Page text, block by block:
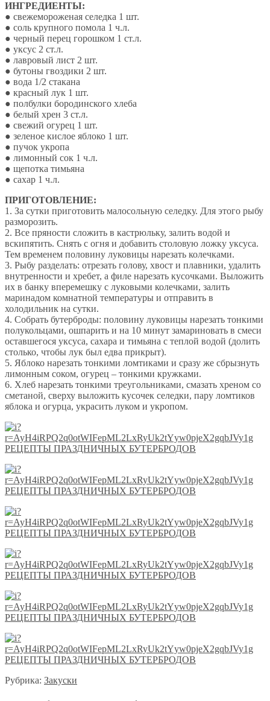
ИНГРЕДИЕНТЫ:
● свежемороженая селедка 1 шт.
● соль крупного помола 1 ч.л.
● черный перец горошком 1 ст.л.
● уксус 2 ст.л.
● лавровый лист 2 шт.
● бутоны гвоздики 2 шт.
● вода 1/2 стакана
● красный лук 1 шт.
● полбулки бородинского хлеба
● белый хрен 3 ст.л.
● свежий огурец 1 шт.
● зеленое кислое яблоко 1 шт.
● пучок укропа
● лимонный сок 1 ч.л.
● щепотка тимьяна
● сахар 1 ч.л.
ПРИГОТОВЛЕНИЕ:
1. За сутки приготовить малосольную селедку. Для этого рыбу
разморозить.
2. Все пряности сложить в кастрюльку, залить водой и
вскипятить. Снять с огня и добавить столовую ложку уксуса.
Тем временем половину луковицы нарезать колечками.
3. Рыбу разделать: отрезать голову, хвост и плавники, удалить
внутренности и хребет, а филе нарезать кусочками. Выложить
их в банку вперемешку с луковыми колечками, залить
маринадом комнатной температуры и отправить в
холодильник на сутки.
4. Собрать бутерброды: половину луковицы нарезать тонкими
полукольцами, ошпарить и на 10 минут замариновать в смеси
оставшегося уксуса, сахара и тимьяна с теплой водой (долить
столько, чтобы лук был едва прикрыт).
5. Яблоко нарезать тонкими ломтиками и сразу же сбрызнуть
лимонным соком, огурец – тонкими кружками.
6. Хлеб нарезать тонкими треугольниками, смазать хреном со
сметаной, сверху выложить кусочек селедки, пару ломтиков
яблока и огурца, украсить луком и укропом.
Рубрика: Закуски